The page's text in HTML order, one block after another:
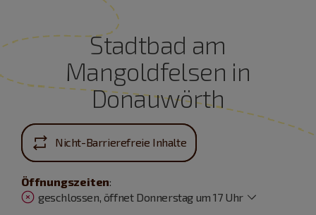
Stadtbad am
Mangoldfelsen in
Donauwörth
Nicht-Barrierefreie Inhalte
Öffnungszeiten:
geschlossen, öffnet Donnerstag um 17 Uhr